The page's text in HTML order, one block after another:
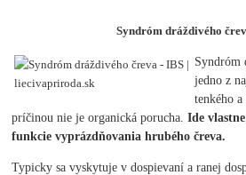
Syndróm dráždivého
Syndróm
jedno z
tenkého a
príčinou nie je organická porucha.Ide
funkcie vyprázdňovania hrubého čreva.
Typicky sa vyskytuje v dospievaní a ranej